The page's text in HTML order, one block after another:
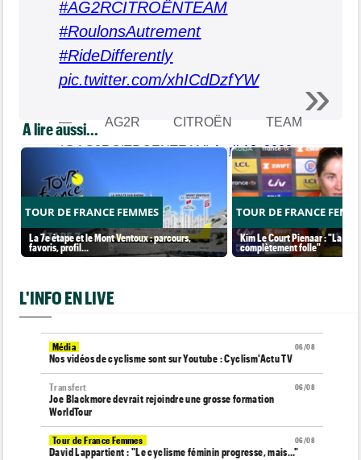
#AG2RCITROËNTEAM
#RoulonsAutrement
#RideDifferently
pic.twitter.com/xhICdDzfYW
— AG2R CITROËN TEAM
(@AG2RCITROENTEAM)April 13, 2022
A lire aussi...
TOUR DE FRANCE FEMMES
La 7e étape et le Mont Ventoux : parcours,
favoris, profil…
TOUR DE FRANCE
Kim Le Court Pienaar : "La
complètement folle"
L'INFO EN LIVE
06/08
Média
Nos vidéos de cyclisme sont sur Youtube : Cyclism'Actu TV
06/08
Transfert
Joe Blackmore devrait rejoindre une grosse formation
WorldTour
06/08
Tour de France Femmes
David Lappartient : "Le cyclisme féminin progresse, mais…"